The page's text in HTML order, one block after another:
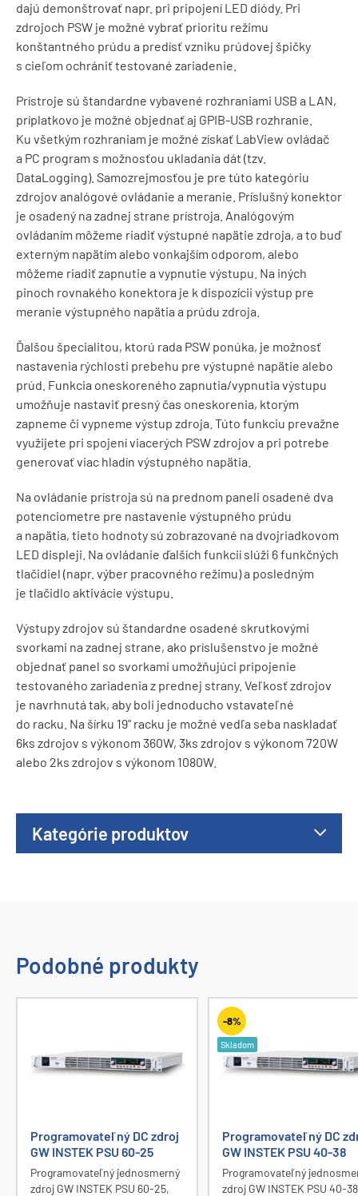
Kategórie produktov
dajú demonštrovať napr. pri pripojení LED diódy. Pri
zdrojoch PSW je možné vybrať prioritu režimu
konštantného prúdu a predísť vzniku prúdovej špičky
s cieľom ochrániť testované zariadenie.
Prístroje sú štandardne vybavené rozhraniami USB a LAN,
príplatkovo je možné objednať aj GPIB-USB rozhranie.
Ku všetkým rozhraniam je možné získať LabView ovládač
a PC program s možnosťou ukladania dát (tzv.
DataLogging). Samozrejmosťou je pre túto kategóriu
zdrojov analógové ovládanie a meranie. Príslušný konektor
je osadený na zadnej strane prístroja. Analógovým
ovládaním môžeme riadiť výstupné napätie zdroja, a to buď
externým napätím alebo vonkajším odporom, alebo
môžeme riadiť zapnutie a vypnutie výstupu. Na iných
pinoch rovnakého konektora je k dispozícii výstup pre
meranie výstupného napätia a prúdu zdroja.
Ďalšou špecialitou, ktorú rada PSW ponúka, je možnosť
nastavenia rýchlosti prebehu pre výstupné napätie alebo
prúd. Funkcia oneskoreného zapnutia/vypnutia výstupu
umožňuje nastaviť presný čas oneskorenia, ktorým
zapneme či vypneme výstup zdroja. Túto funkciu prevažne
využijete pri spojení viacerých PSW zdrojov a pri potrebe
generovať viac hladín výstupného napätia.
Na ovládanie prístroja sú na prednom paneli osadené dva
potenciometre pre nastavenie výstupného prúdu
a napätia, tieto hodnoty sú zobrazované na dvojriadkovom
LED displeji. Na ovládanie ďalších funkcií slúži 6 funkčných
tlačidiel (napr. výber pracovného režimu) a posledným
je tlačidlo aktivácie výstupu.
Výstupy zdrojov sú štandardne osadené skrutkovými
svorkami na zadnej strane, ako príslušenstvo je možné
objednať panel so svorkami umožňujúci pripojenie
testovaného zariadenia z prednej strany. Veľkosť zdrojov
je navrhnutá tak, aby boli jednoducho vstavateľné
do racku. Na šírku 19" racku je možné vedľa seba naskladať
6ks zdrojov s výkonom 360W, 3ks zdrojov s výkonom 720W
alebo 2ks zdrojov s výkonom 1080W.
Podobné produkty
Programovateľný DC zdroj
GW INSTEK PSU 60-25
Programovateľný jednosmerný
zdroj GW INSTEK PSU 60-25,
-8%
Skladom
Programovateľný DC
GW INSTEK PSU 40-38
Programovateľný
zdroj GW INSTEK PSU 40-